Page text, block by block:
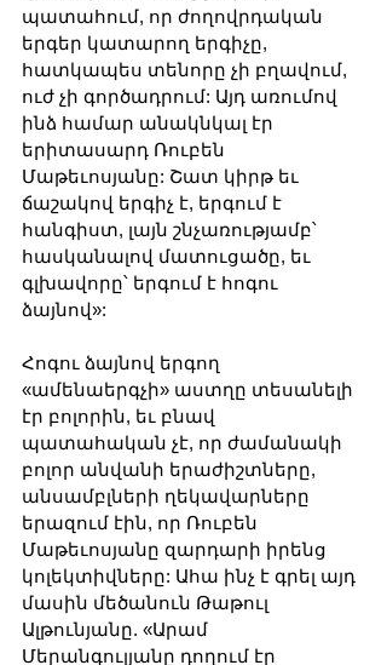
պատահում, որ ժողովրդական
երգեր կատարող երգիչը,
հատկապես տենորը չի բղավում,
ուժ չի գործադրում: Այդ առումով
ինձ համար անակնկալ էր
երիտասարդ Ռուբեն
Մաթեւոսյանը: Շատ կիրթ եւ
ճաշակով երգիչ է, երգում է
հանգիստ, լայն շնչառությամբ՝
հասկանալով մատուցածը, եւ
գլխավորը՝ երգում է հոգու
ձայնով»:
Հոգու ձայնով երգող
«ամենաերգչի» աստղը տեսանելի
էր բոլորին, եւ բնավ
պատահական չէ, որ ժամանակի
բոլոր անվանի երաժիշտները,
անսամբլների ղեկավարները
երազում էին, որ Ռուբեն
Մաթեւոսյանը զարդարի իրենց
կոլեկտիվները: Ահա ինչ է գրել այդ
մասին մեծանուն Թաթուլ
Ալթունյանը. «Արամ
Մերանգուլյանը դողում էր